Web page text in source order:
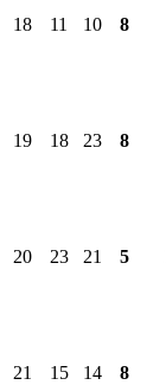
18 11 10 8
19 18 23 8
20 23 21 5
21 15 14 8